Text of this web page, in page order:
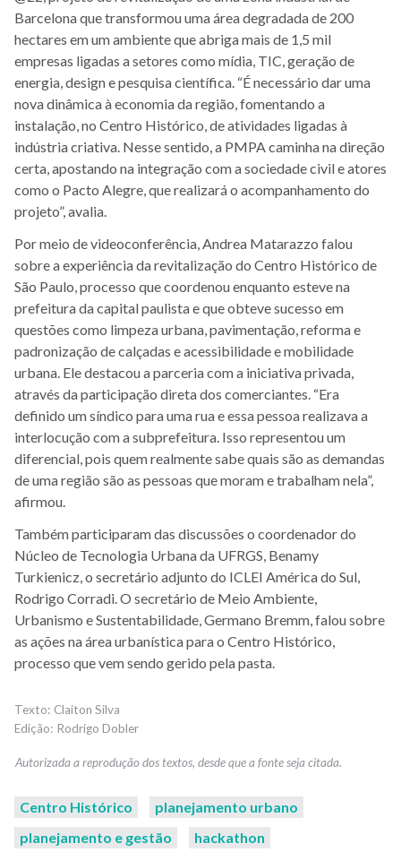
Barcelona que transformou uma área degradada de 200
hectares em um ambiente que abriga mais de 1,5 mil
empresas ligadas a setores como mídia, TIC, geração de
energia, design e pesquisa científica. “É necessário dar uma
nova dinâmica à economia da região, fomentando a
instalação, no Centro Histórico, de atividades ligadas à
indústria criativa. Nesse sentido, a PMPA caminha na direção
certa, apostando na integração com a sociedade civil e atores
como o Pacto Alegre, que realizará o acompanhamento do
projeto”, avalia.
Por meio de videoconferência, Andrea Matarazzo falou
sobre a experiência da revitalização do Centro Histórico de
São Paulo, processo que coordenou enquanto esteve na
prefeitura da capital paulista e que obteve sucesso em
questões como limpeza urbana, pavimentação, reforma e
padronização de calçadas e acessibilidade e mobilidade
urbana. Ele destacou a parceria com a iniciativa privada,
através da participação direta dos comerciantes. “Era
definido um síndico para uma rua e essa pessoa realizava a
interlocução com a subprefeitura. Isso representou um
diferencial, pois quem realmente sabe quais são as demandas
de uma região são as pessoas que moram e trabalham nela”,
afirmou.
Também participaram das discussões o coordenador do
Núcleo de Tecnologia Urbana da UFRGS, Benamy
Turkienicz, o secretário adjunto do ICLEI América do Sul,
Rodrigo Corradi. O secretário de Meio Ambiente,
Urbanismo e Sustentabilidade, Germano Bremm, falou sobre
as ações na área urbanística para o Centro Histórico,
processo que vem sendo gerido pela pasta.
Claiton Silva
Rodrigo Dobler
Centro Histórico
planejamento urbano
planejamento e gestão
hackathon